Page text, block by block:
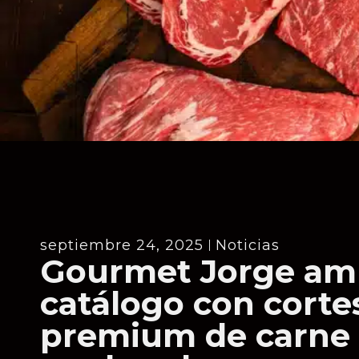
septiembre 24, 2025 Noticias
Gourmet Jorge
catálogo con
premium de carne